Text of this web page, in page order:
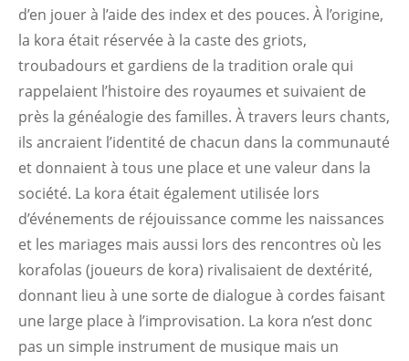
d’en jouer à l’aide des index et des pouces. À l’origine,
la kora était réservée à la caste des griots,
troubadours et gardiens de la tradition orale qui
rappelaient l’histoire des royaumes et suivaient de
près la généalogie des familles. À travers leurs chants,
ils ancraient l’identité de chacun dans la communauté
et donnaient à tous une place et une valeur dans la
société. La kora était également utilisée lors
d’événements de réjouissance comme les naissances
et les mariages mais aussi lors des rencontres où les
korafolas (joueurs de kora) rivalisaient de dextérité,
donnant lieu à une sorte de dialogue à cordes faisant
une large place à l’improvisation. La kora n’est donc
pas un simple instrument de musique mais un